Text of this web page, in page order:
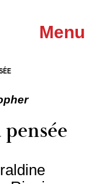
Menu
pensée